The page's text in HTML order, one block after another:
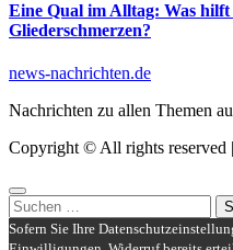
Eine Qual im Alltag: Was hilft
Gliederschmerzen?
news-nachrichten.de
Nachrichten zu allen Themen
Copyright © All rights reserved |
Suchen
nach:
Sofern Sie Ihre